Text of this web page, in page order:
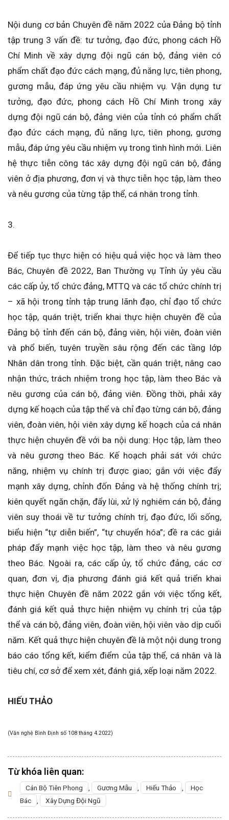
Nội dung cơ bản Chuyên đề năm 2022 của Đảng bộ tỉnh
tập trung 3 vấn đề: tư tưởng, đạo đức, phong cách Hồ
Chí Minh về xây dựng đội ngũ cán bộ, đảng viên có
phẩm chất đạo đức cách mạng, đủ năng lực, tiên phong,
gương mẫu, đáp ứng yêu cầu nhiệm vụ. Vận dụng tư
tưởng, đạo đức, phong cách Hồ Chí Minh trong xây
dựng đội ngũ cán bộ, đảng viên của tỉnh có phẩm chất
đạo đức cách mạng, đủ năng lực, tiên phong, gương
mẫu, đáp ứng yêu cầu nhiệm vụ trong tình hình mới. Liên
hệ thực tiễn công tác xây dựng đội ngũ cán bộ, đảng
viên ở địa phương, đơn vị và thực tiễn học tập, làm theo
và nêu gương của từng tập thể, cá nhân trong tỉnh.
3.
Để tiếp tục thực hiện có hiệu quả việc học và làm theo
Bác, Chuyên đề 2022, Ban Thường vụ Tỉnh ủy yêu cầu
các cấp ủy, tổ chức đảng, MTTQ và các tổ chức chính trị
– xã hội trong tỉnh tập trung lãnh đạo, chỉ đạo tổ chức
học tập, quán triệt, triển khai thực hiện chuyên đề của
Đảng bộ tỉnh đến cán bộ, đảng viên, hội viên, đoàn viên
và phổ biến, tuyên truyền sâu rộng đến các tầng lớp
Nhân dân trong tỉnh. Đặc biệt, cần quán triệt, nâng cao
nhận thức, trách nhiệm trong học tập, làm theo Bác và
nêu gương của cán bộ, đảng viên. Đồng thời, phải xây
dựng kế hoạch của tập thể và chỉ đạo từng cán bộ, đảng
viên, đoàn viên, hội viên xây dựng kế hoạch của cá nhân
thực hiện chuyên đề với ba nội dung: Học tập, làm theo
và nêu gương theo Bác. Kế hoạch phải sát với chức
năng, nhiệm vụ chính trị được giao; gắn với việc đẩy
mạnh xây dựng, chỉnh đốn Đảng và hệ thống chính trị;
kiên quyết ngăn chặn, đẩy lùi, xử lý nghiêm cán bộ, đảng
viên suy thoái về tư tưởng chính trị, đạo đức, lối sống,
biểu hiện “tự diễn biến”, “tự chuyển hóa”; đề ra các giải
pháp đẩy mạnh việc học tập, làm theo và nêu gương
theo Bác. Ngoài ra, các cấp ủy, tổ chức đảng, các cơ
quan, đơn vị, địa phương đánh giá kết quả triển khai
thực hiện Chuyên đề năm 2022 gắn với việc tổng kết,
đánh giá kết quả thực hiện nhiệm vụ chính trị của tập
thể và cán bộ, đảng viên, đoàn viên, hội viên vào dịp cuối
năm. Kết quả thực hiện chuyên đề là một nội dung trong
báo cáo tổng kết, kiểm điểm của tập thể, cá nhân và là
tiêu chí, cơ sở để xem xét, đánh giá, xếp loại năm 2022.
HIẾU THẢO
(Văn nghệ Bình Định số 108 tháng 4.2022)
Từ khóa liên quan:
Cán Bộ Tiên Phong Gương Mẫu Hiếu Thảo
Học
Bác
Xây Dựng Đội Ngũ